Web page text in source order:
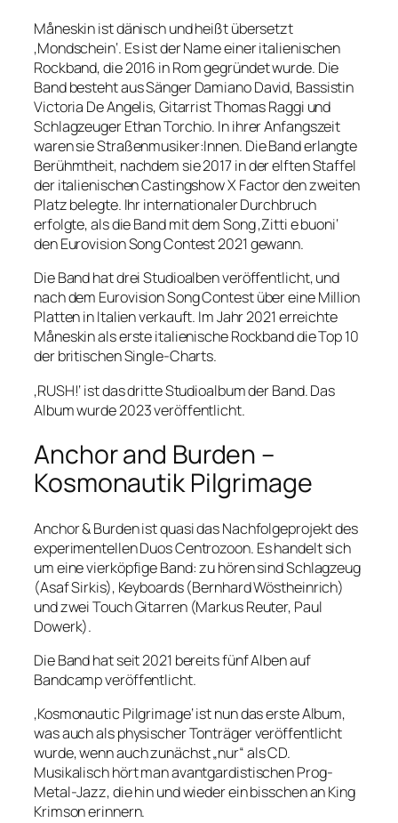
Måneskin ist dänisch und heißt übersetzt
‚Mondschein‘. Es ist der Name einer italienischen
Rockband, die 2016 in Rom gegründet wurde. Die
Band besteht aus Sänger Damiano David, Bassistin
Victoria De Angelis, Gitarrist Thomas Raggi und
Schlagzeuger Ethan Torchio. In ihrer Anfangszeit
waren sie Straßenmusiker:Innen. Die Band erlangte
Berühmtheit, nachdem sie 2017 in der elften Staffel
der italienischen Castingshow X Factor den zweiten
Platz belegte. Ihr internationaler Durchbruch
erfolgte, als die Band mit dem Song ‚Zitti e buoni‘
den Eurovision Song Contest 2021 gewann.
Die Band hat drei Studioalben veröffentlicht, und
nach dem Eurovision Song Contest über eine Million
Platten in Italien verkauft. Im Jahr 2021 erreichte
Måneskin als erste italienische Rockband die Top 10
der britischen Single-Charts.
‚RUSH!‘ ist das dritte Studioalbum der Band. Das
Album wurde 2023 veröffentlicht.
Anchor and Burden –
Kosmonautik Pilgrimage
Anchor & Burden ist quasi das Nachfolgeprojekt des
experimentellen Duos Centrozoon. Es handelt sich
um eine vierköpfige Band: zu hören sind Schlagzeug
(Asaf Sirkis), Keyboards (Bernhard Wöstheinrich)
und zwei Touch Gitarren (Markus Reuter, Paul
Dowerk).
Die Band hat seit 2021 bereits fünf Alben auf
Bandcamp veröffentlicht.
‚Kosmonautic Pilgrimage‘ ist nun das erste Album,
was auch als physischer Tonträger veröffentlicht
wurde, wenn auch zunächst „nur“ als CD.
Musikalisch hört man avantgardistischen Prog-
Metal-Jazz, die hin und wieder ein bisschen an King
Krimson erinnern.